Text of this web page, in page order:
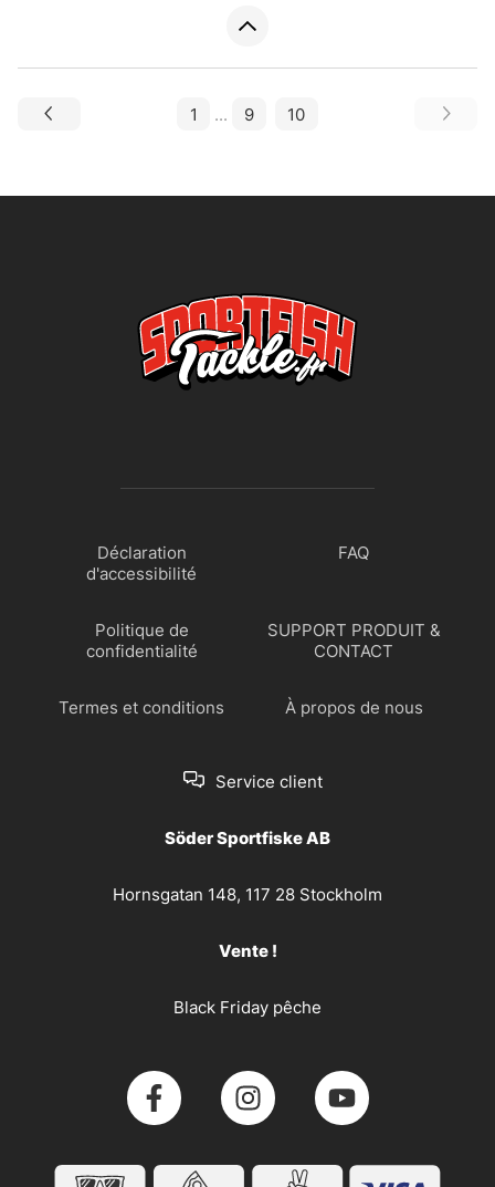
1 ... 9 10
Déclaration
d'accessibilité
FAQ
Politique de
confidentialité
SUPPORT PRODUIT &
CONTACT
Termes et conditions À propos de nous
Service client
Söder Sportfiske AB
Hornsgatan 148, 117 28 Stockholm
Vente !
Black Friday pêche